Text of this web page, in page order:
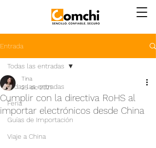
Entrada
Todas las entradas
Feria
Guías de Importación
Viaje a China
Todas las entradas
Cumplir con la directiva RoHS al
importar electrónicos desde China
Tina
25 dic 2021